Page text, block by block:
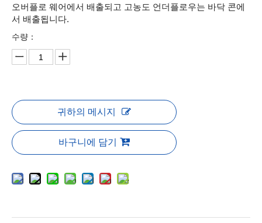
오버플로 웨어에서 배출되고 고농도 언더플로우는 바닥 콘에
서 배출됩니다.
수량：
귀하의 메시지
바구니에 담기